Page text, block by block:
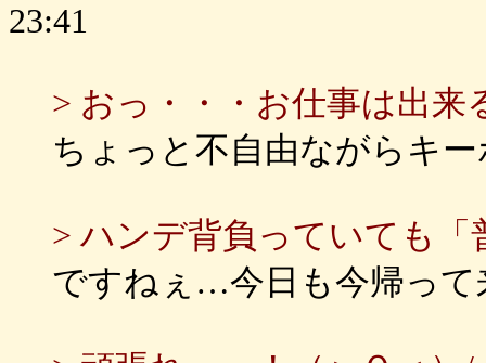
23:41
> おっ・・・お仕事は出来
ちょっと不自由ながらキ
> ハンデ背負っていても
ですねぇ…今日も今帰って